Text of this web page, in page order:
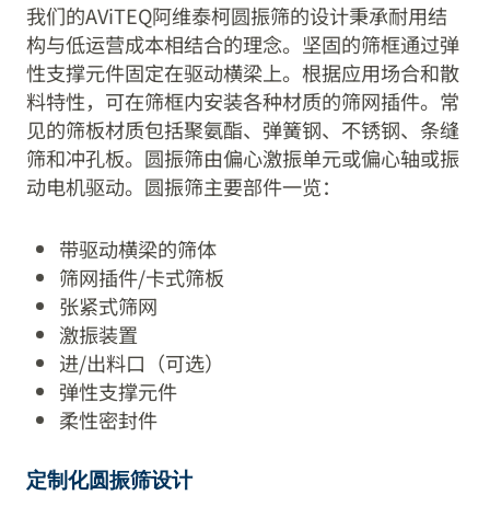
我们的AViTEQ阿维泰柯圆振筛的设计秉承耐用结
构与低运营成本相结合的理念。坚固的筛框通过弹
性支撑元件固定在驱动横梁上。根据应用场合和散
料特性，可在筛框内安装各种材质的筛网插件。常
见的筛板材质包括聚氨酯、弹簧钢、不锈钢、条缝
筛和冲孔板。圆振筛由偏心激振单元或偏心轴或振
动电机驱动。圆振筛主要部件一览：
带驱动横梁的筛体
筛网插件/卡式筛板
张紧式筛网
激振装置
进/出料口（可选）
弹性支撑元件
柔性密封件
定制化圆振筛设计